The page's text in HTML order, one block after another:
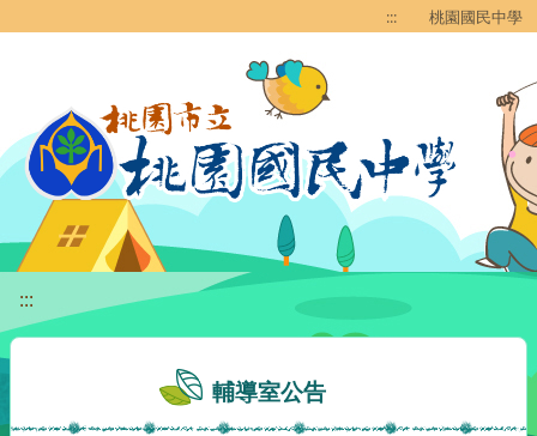
::: 桃園國民中學
:::
輔導室公告